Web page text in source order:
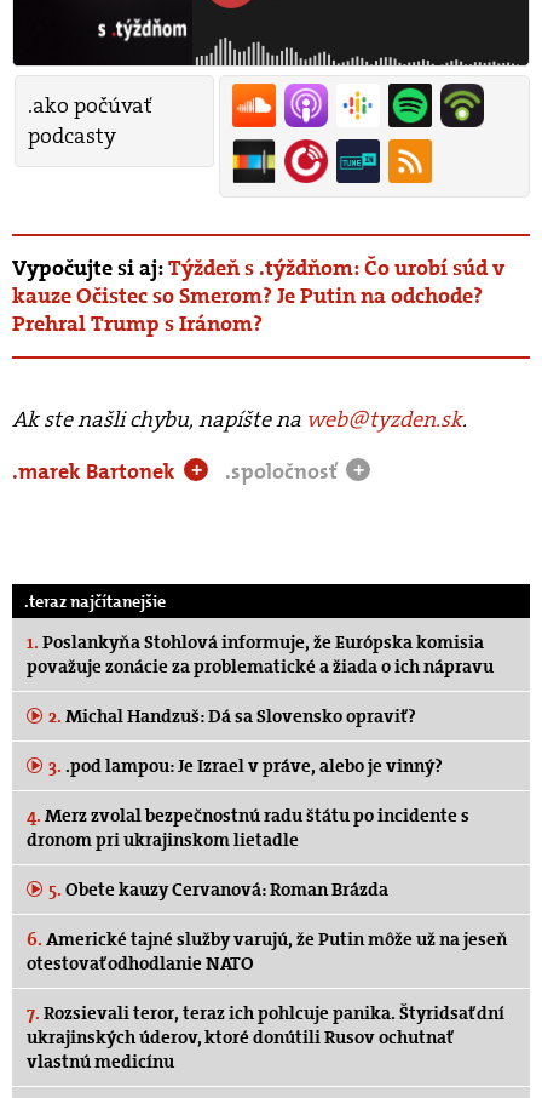
.ako počúvať
podcasty
Vypočujte si aj:Týždeň s .týždňom: Čo urobí súd v
kauze Očistec so Smerom? Je Putin na odchode?
Prehral Trump s Iránom?
Ak ste našli chybu, napíšte na web@tyzden.sk.
.marek Bartonek
+ .spoločnosť +
.teraz najčítanejšie
1. Poslankyňa Stohlová informuje, že Európska komisia
považuje zonácie za problematické a žiada o ich nápravu
2. Michal Handzuš: Dá sa Slovensko opraviť?
3. .pod lampou: Je Izrael v práve, alebo je vinný?
4. Merz zvolal bezpečnostnú radu štátu po incidente s
dronom pri ukrajinskom lietadle
5. Obete kauzy Cervanová: Roman Brázda
6. Americké tajné služby varujú, že Putin môže už na jeseň
otestovať odhodlanie NATO
7. Rozsievali teror, teraz ich pohlcuje panika. Štyridsať dní
ukrajinských úderov, ktoré donútili Rusov ochutnať
vlastnú medicínu